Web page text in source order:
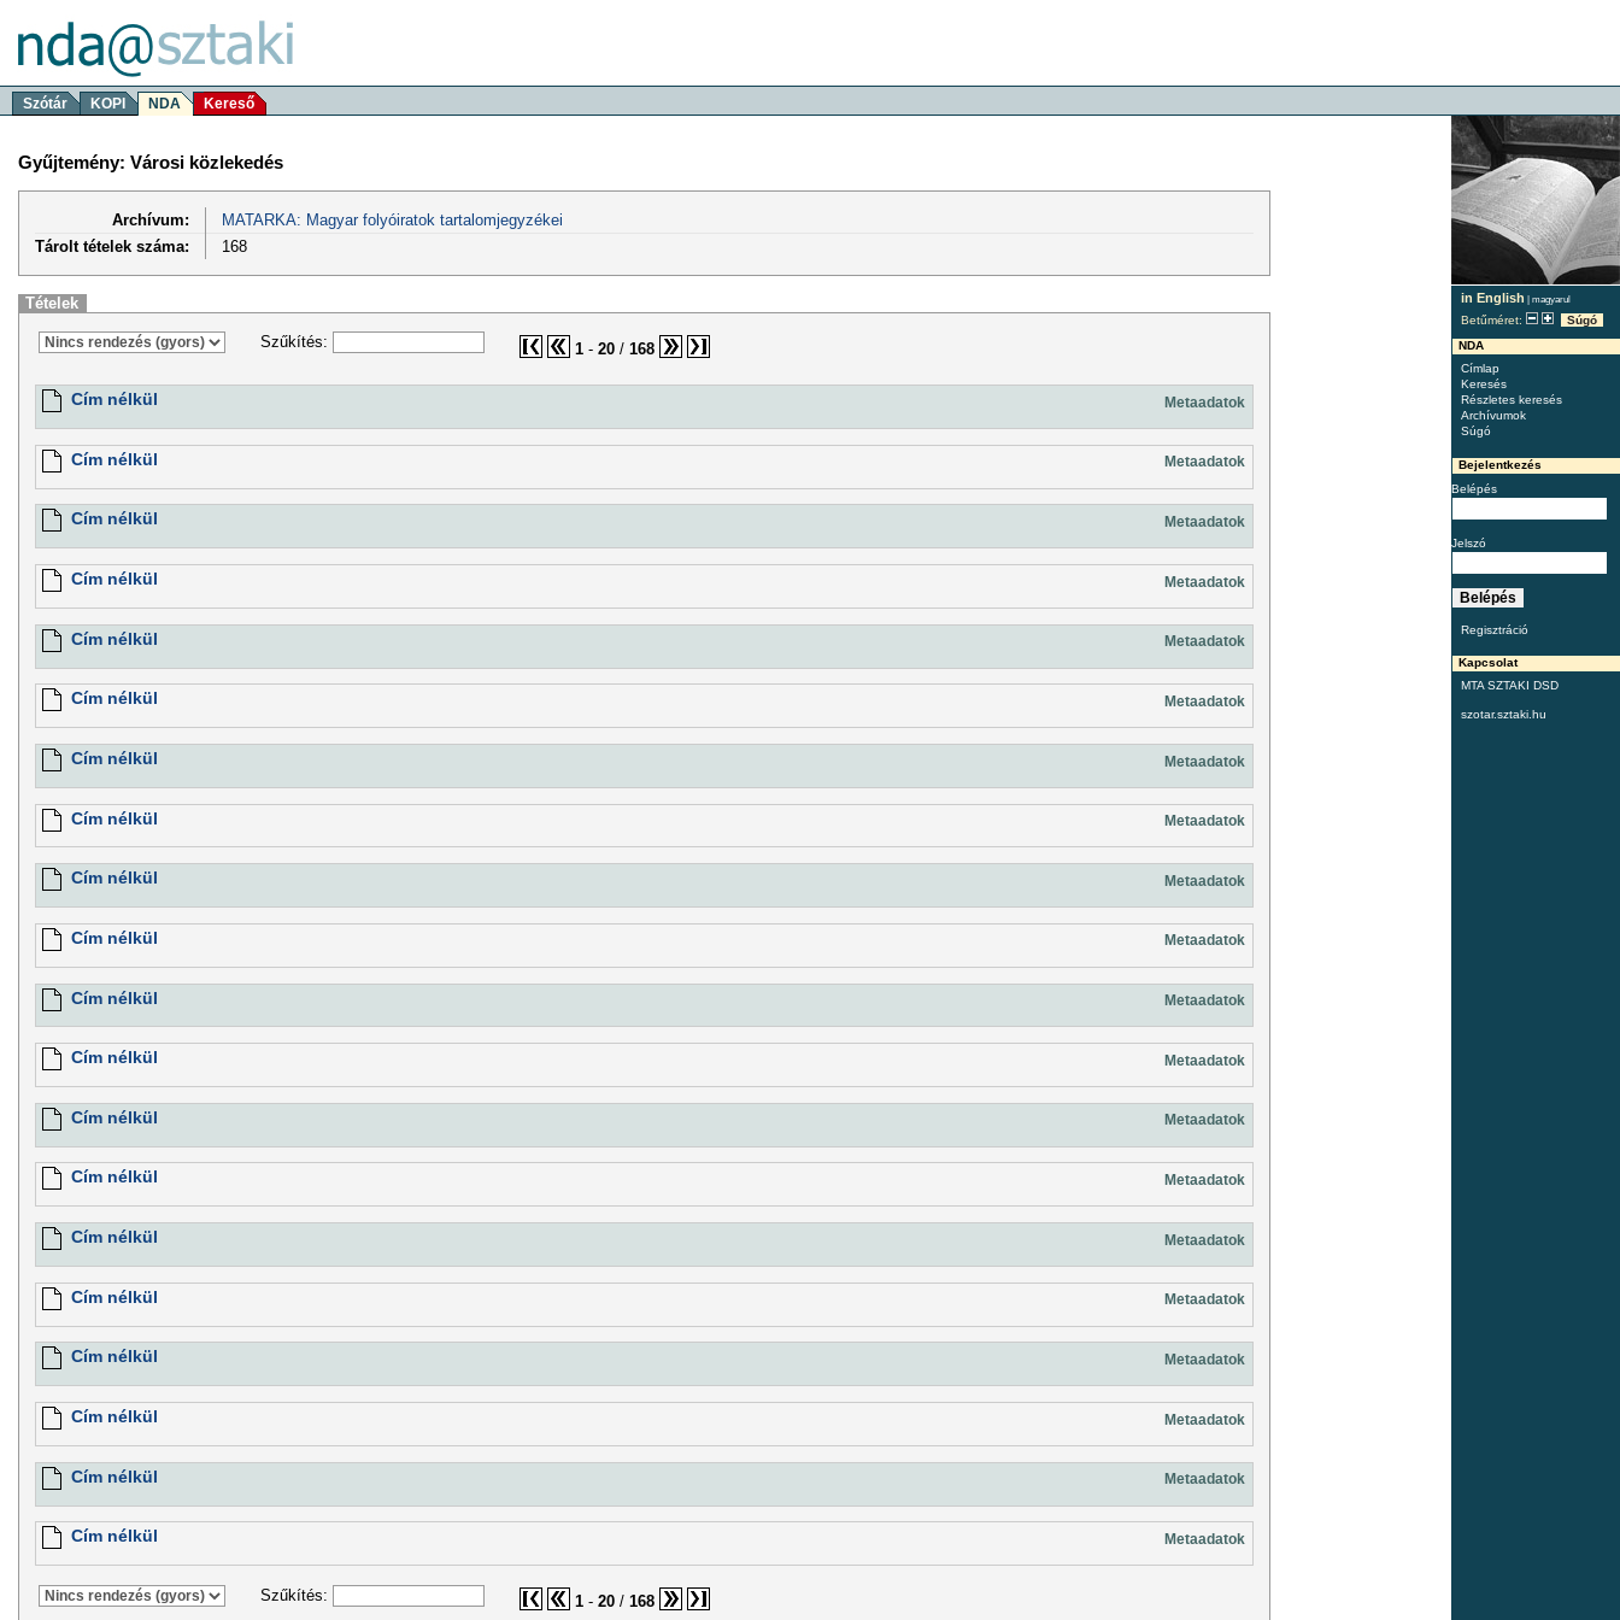
Szótár KOPI NDA Kereső
in English | magyarul
Betűméret:
Súgó
NDA
Címlap
Keresés
Részletes keresés
Archívumok
Súgó
Bejelentkezés
Belépés
Jelszó
Regisztráció
Kapcsolat
MTA SZTAKI DSD
szotar.sztaki.hu
Gyűjtemény: Városi közlekedés
Archívum:
MATARKA: Magyar folyóiratok tartalomjegyzékei
Tárolt tételek száma:
168
Tételek
Szűkítés: 1- 20/ 168
Cím nélkül Metaadatok
Cím nélkül Metaadatok
Cím nélkül Metaadatok
Cím nélkül Metaadatok
Cím nélkül Metaadatok
Cím nélkül Metaadatok
Cím nélkül Metaadatok
Cím nélkül Metaadatok
Cím nélkül Metaadatok
Cím nélkül Metaadatok
Cím nélkül Metaadatok
Cím nélkül Metaadatok
Cím nélkül Metaadatok
Cím nélkül Metaadatok
Cím nélkül Metaadatok
Cím nélkül Metaadatok
Cím nélkül Metaadatok
Cím nélkül Metaadatok
Cím nélkül Metaadatok
Cím nélkül Metaadatok
Szűkítés: 1- 20/ 168